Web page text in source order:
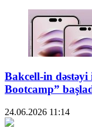
Bakcell-in
Bootcamp”
24.06.2026 11:14